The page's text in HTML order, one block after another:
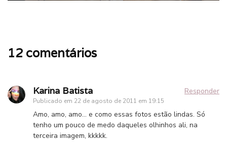
12 comentários
Karina Batista
Publicado em 22 de agosto de 2011 em 19:15
Responder
Amo, amo, amo… e como essas fotos estão lindas. Só
tenho um pouco de medo daqueles olhinhos ali, na
terceira imagem, kkkkk.